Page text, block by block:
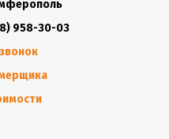
958-30-03